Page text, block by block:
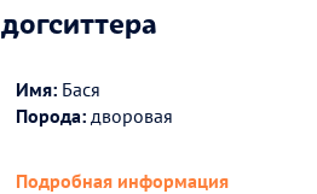
Имя: Бася
Порода: дворовая
Подробная информация